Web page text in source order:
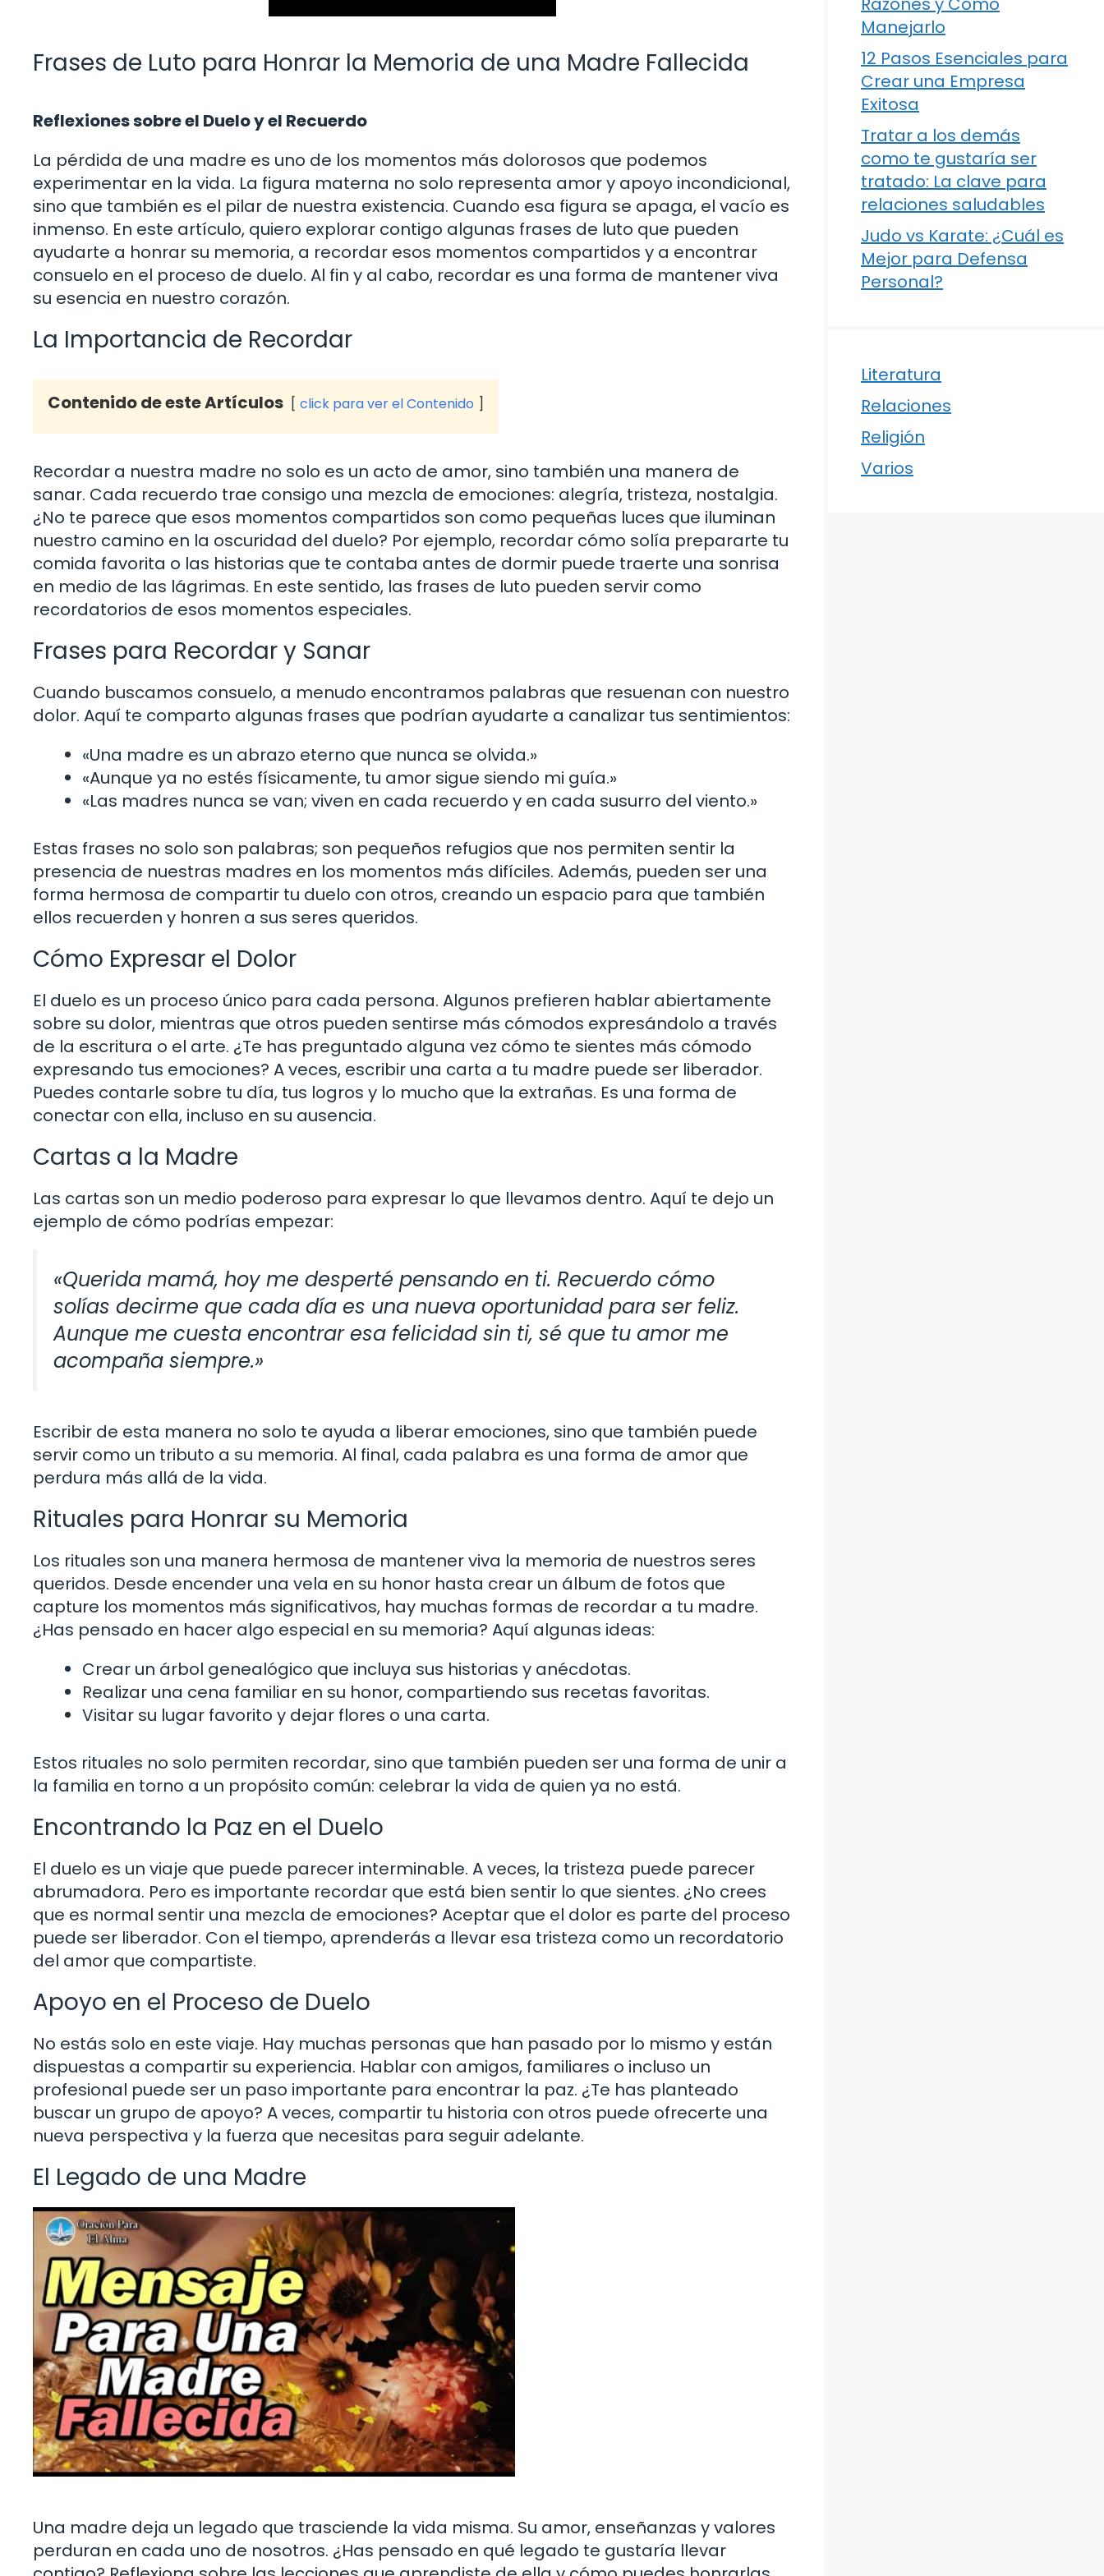
Frases de Luto para Honrar la Memoria de una Madre Fallecida
Reflexiones sobre el Duelo y el Recuerdo
La pérdida de una madre es uno de los momentos más dolorosos que podemos
experimentar en la vida. La figura materna no solo representa amor y apoyo incondicional,
sino que también es el pilar de nuestra existencia. Cuando esa figura se apaga, el vacío es
inmenso. En este artículo, quiero explorar contigo algunas frases de luto que pueden
ayudarte a honrar su memoria, a recordar esos momentos compartidos y a encontrar
consuelo en el proceso de duelo. Al fin y al cabo, recordar es una forma de mantener viva
su esencia en nuestro corazón.
La Importancia de Recordar
Contenido de este Artículos click para ver el Contenido
Recordar a nuestra madre no solo es un acto de amor, sino también una manera de
sanar. Cada recuerdo trae consigo una mezcla de emociones: alegría, tristeza, nostalgia.
¿No te parece que esos momentos compartidos son como pequeñas luces que iluminan
nuestro camino en la oscuridad del duelo? Por ejemplo, recordar cómo solía prepararte tu
comida favorita o las historias que te contaba antes de dormir puede traerte una sonrisa
en medio de las lágrimas. En este sentido, las frases de luto pueden servir como
recordatorios de esos momentos especiales.
Frases para Recordar y Sanar
Cuando buscamos consuelo, a menudo encontramos palabras que resuenan con nuestro
dolor. Aquí te comparto algunas frases que podrían ayudarte a canalizar tus sentimientos:
«Una madre es un abrazo eterno que nunca se olvida.»
«Aunque ya no estés físicamente, tu amor sigue siendo mi guía.»
«Las madres nunca se van; viven en cada recuerdo y en cada susurro del viento.»
Estas frases no solo son palabras; son pequeños refugios que nos permiten sentir la
presencia de nuestras madres en los momentos más difíciles. Además, pueden ser una
forma hermosa de compartir tu duelo con otros, creando un espacio para que también
ellos recuerden y honren a sus seres queridos.
Cómo Expresar el Dolor
El duelo es un proceso único para cada persona. Algunos prefieren hablar abiertamente
sobre su dolor, mientras que otros pueden sentirse más cómodos expresándolo a través
de la escritura o el arte. ¿Te has preguntado alguna vez cómo te sientes más cómodo
expresando tus emociones? A veces, escribir una carta a tu madre puede ser liberador.
Puedes contarle sobre tu día, tus logros y lo mucho que la extrañas. Es una forma de
conectar con ella, incluso en su ausencia.
Cartas a la Madre
Las cartas son un medio poderoso para expresar lo que llevamos dentro. Aquí te dejo un
ejemplo de cómo podrías empezar:
«Querida mamá, hoy me desperté pensando en ti. Recuerdo cómo
solías decirme que cada día es una nueva oportunidad para ser feliz.
Aunque me cuesta encontrar esa felicidad sin ti, sé que tu amor me
acompaña siempre.»
Escribir de esta manera no solo te ayuda a liberar emociones, sino que también puede
servir como un tributo a su memoria. Al final, cada palabra es una forma de amor que
perdura más allá de la vida.
Rituales para Honrar su Memoria
Los rituales son una manera hermosa de mantener viva la memoria de nuestros seres
queridos. Desde encender una vela en su honor hasta crear un álbum de fotos que
capture los momentos más significativos, hay muchas formas de recordar a tu madre.
¿Has pensado en hacer algo especial en su memoria? Aquí algunas ideas:
Crear un árbol genealógico que incluya sus historias y anécdotas.
Realizar una cena familiar en su honor, compartiendo sus recetas favoritas.
Visitar su lugar favorito y dejar flores o una carta.
Estos rituales no solo permiten recordar, sino que también pueden ser una forma de unir a
la familia en torno a un propósito común: celebrar la vida de quien ya no está.
Encontrando la Paz en el Duelo
El duelo es un viaje que puede parecer interminable. A veces, la tristeza puede parecer
abrumadora. Pero es importante recordar que está bien sentir lo que sientes. ¿No crees
que es normal sentir una mezcla de emociones? Aceptar que el dolor es parte del proceso
puede ser liberador. Con el tiempo, aprenderás a llevar esa tristeza como un recordatorio
del amor que compartiste.
Apoyo en el Proceso de Duelo
No estás solo en este viaje. Hay muchas personas que han pasado por lo mismo y están
dispuestas a compartir su experiencia. Hablar con amigos, familiares o incluso un
profesional puede ser un paso importante para encontrar la paz. ¿Te has planteado
buscar un grupo de apoyo? A veces, compartir tu historia con otros puede ofrecerte una
nueva perspectiva y la fuerza que necesitas para seguir adelante.
El Legado de una Madre
Una madre deja un legado que trasciende la vida misma. Su amor, enseñanzas y valores
perduran en cada uno de nosotros. ¿Has pensado en qué legado te gustaría llevar
Manejarlo
12 Pasos Esenciales para
Crear una Empresa
Exitosa
Tratar a los demás
como te gustaría ser
tratado: La clave para
relaciones saludables
Judo vs Karate: ¿Cuál es
Mejor para Defensa
Personal?
Literatura
Relaciones
Religión
Varios